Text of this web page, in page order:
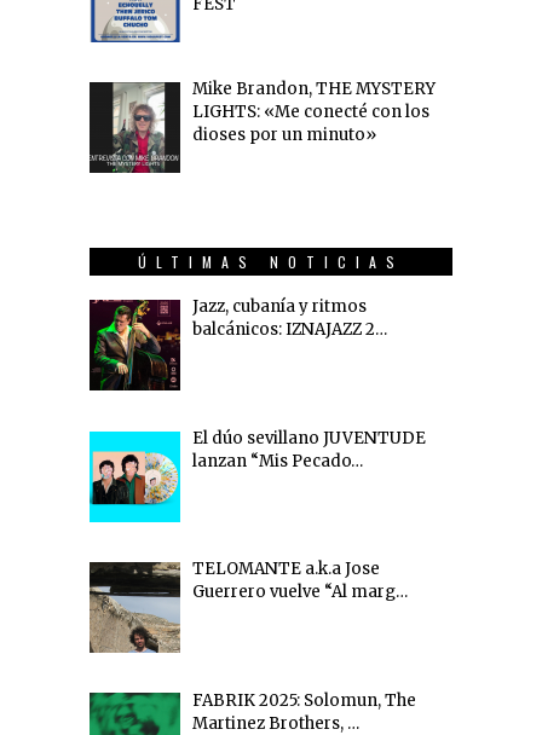
Mike Brandon, THE MYSTERY
LIGHTS: «Me conecté con los
dioses por un minuto»
ÚLTIMAS NOTICIAS
Jazz, cubanía y ritmos
balcánicos: IZNAJAZZ 2…
El dúo sevillano JUVENTUDE
lanzan “Mis Pecado…
TELOMANTE a.k.a Jose
Guerrero vuelve “Al marg…
FABRIK 2025: Solomun, The
Martinez Brothers, …